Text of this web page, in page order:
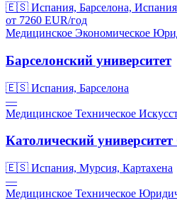
🇪🇸 Испания, Барселона, Испания
от 7260 EUR/год
Медицинское Экономическое
Барселонский университет
🇪🇸 Испания, Барселона
—
Медицинское Техническое
Католический
🇪🇸 Испания, Мурсия, Картахена
—
Медицинское Техническое